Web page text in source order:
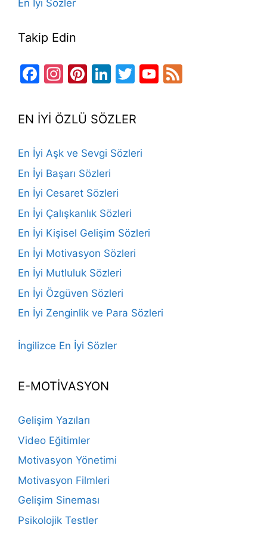
En İyi Sözler
Takip Edin
Facebook
Instagram
Pinterest
LinkedIn
TwitterYouTube
EN İYİ ÖZLÜ SÖZLER
En İyi Aşk ve Sevgi Sözleri
En İyi Başarı Sözleri
En İyi Cesaret Sözleri
En İyi Çalışkanlık Sözleri
En İyi Kişisel Gelişim Sözleri
En İyi Motivasyon Sözleri
En İyi Mutluluk Sözleri
En İyi Özgüven Sözleri
En İyi Zenginlik ve Para Sözleri
İngilizce En İyi Sözler
E-MOTİVASYON
Gelişim Yazıları
Video Eğitimler
Motivasyon Yönetimi
Motivasyon Filmleri
Gelişim Sineması
Psikolojik Testler